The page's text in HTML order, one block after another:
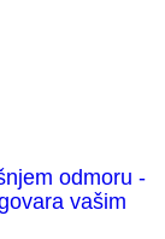
odmoru -
vašim